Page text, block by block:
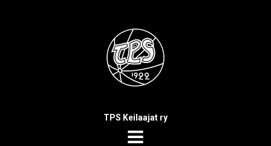
TPS Keilaajat ry
MENU